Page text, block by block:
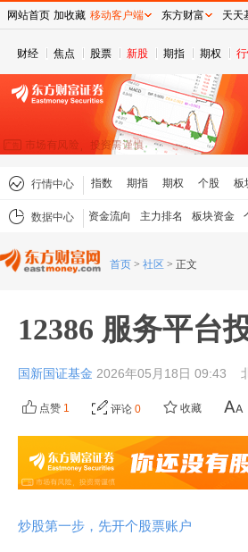
财经 焦点 股票 新股 期指 期权
行情中心 指数 期指 期权 个股 板
数据中心 资金流向 主力排名 板块资金
首页 > 社区 > 正文
12386 服务平台
国新国证基金 2026年05月18日 09:43
点赞 1 评论 0 收藏
炒股第一步，先开个股票账户
网站首页 加收藏 移动客户端 东方财富 天天